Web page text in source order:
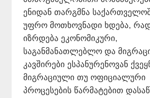
ენიდან თარგმნა
უფრო მოთხოვნადი ხდება,
იზრდება ეკონომიკური,
საგანმანათლებლო და
კავშირები ესპანურენოვან
მიგრაციული თუ ოფიციალური
პროცესების წარმატებით